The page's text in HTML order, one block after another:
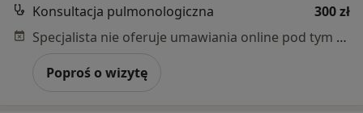
Konsultacja pulmonologiczna
300 zł
Specjalista nie oferuje umawiania online pod tym adresem.
Poproś o wizytę